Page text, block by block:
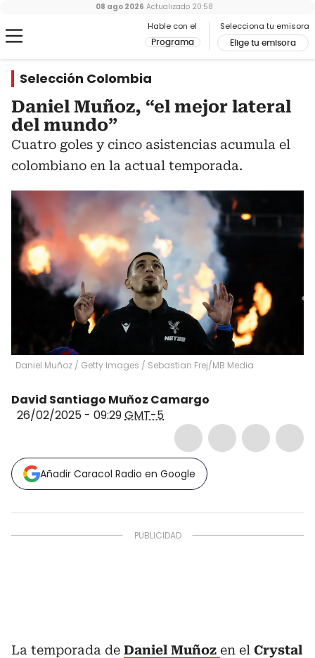
Hable con el
Programa
Selecciona tu emisora
Elige tu emisora
08 ago 2026 Actualizado 20:58
Selección Colombia
Daniel Muñoz, “el mejor lateral
del mundo”
Cuatro goles y cinco asistencias acumula el
colombiano en la actual temporada.
Daniel Muñoz / Getty Images / Sebastian Frej/MB Media
David Santiago Muñoz Camargo
26/02/2025 - 09:29GMT-5
Añadir Caracol Radio en Google
La temporada de Daniel Muñoz en el Crystal